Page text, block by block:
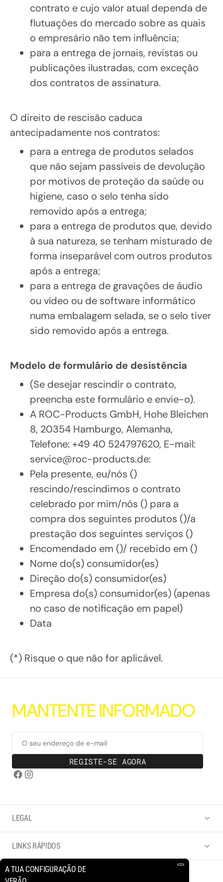
A TUA CONFIGURAÇÃO DE
contrato e cujo valor atual dependa de
flutuações do mercado sobre as quais
o empresário não tem influência;
para a entrega de jornais, revistas ou
publicações ilustradas, com exceção
dos contratos de assinatura.
O direito de rescisão caduca
antecipadamente nos contratos:
para a entrega de produtos selados
que não sejam passíveis de devolução
por motivos de proteção da saúde ou
higiene, caso o selo tenha sido
removido após a entrega;
para a entrega de produtos que, devido
à sua natureza, se tenham misturado de
forma inseparável com outros produtos
após a entrega;
para a entrega de gravações de áudio
ou vídeo ou de software informático
numa embalagem selada, se o selo tiver
sido removido após a entrega.
Modelo de formulário de desistência
(Se desejar rescindir o contrato,
preencha este formulário e envie-o).
A ROC-Products GmbH, Hohe Bleichen
8, 20354 Hamburgo, Alemanha,
Telefone: +49 40 524797620, E-mail:
service@roc-products.de:
Pela presente, eu/nós ()
rescindo/rescindimos o contrato
celebrado por mim/nós () para a
compra dos seguintes produtos ()/a
prestação dos seguintes serviços ()
Encomendado em ()/ recebido em ()
Nome do(s) consumidor(es)
Direção do(s) consumidor(es)
Empresa do(s) consumidor(es) (apenas
no caso de notificação em papel)
Data
(*) Risque o que não for aplicável.
MANTENTEINFORMADO
O seu endereço de e-mail
REGISTE-SE AGORA
LEGAL
LINKS RÁPIDOS